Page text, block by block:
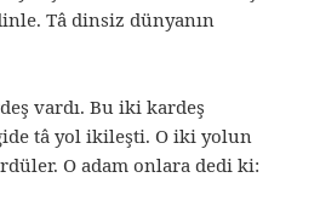
Tâ dinsiz dünyanın
vardı. Bu iki kardeş
tâ yol ikileşti. O iki yolun
O adam onlara dedi ki: